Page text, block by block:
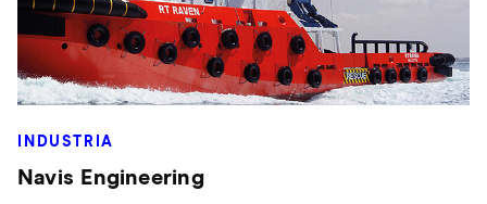
INDUSTRIA
Navis Engineering